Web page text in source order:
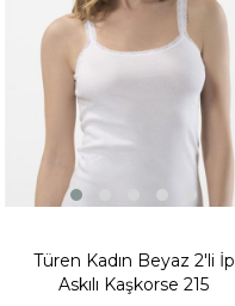
Türen Kadın Beyaz 2'li İp
Askılı Kaşkorse 215